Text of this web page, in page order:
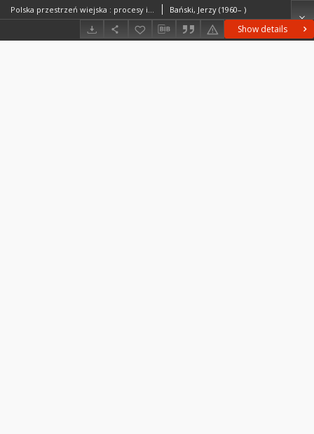
Show details
Polska przestrzeń wiejska : procesy i perspektywy Bański, Jerzy (1960– )